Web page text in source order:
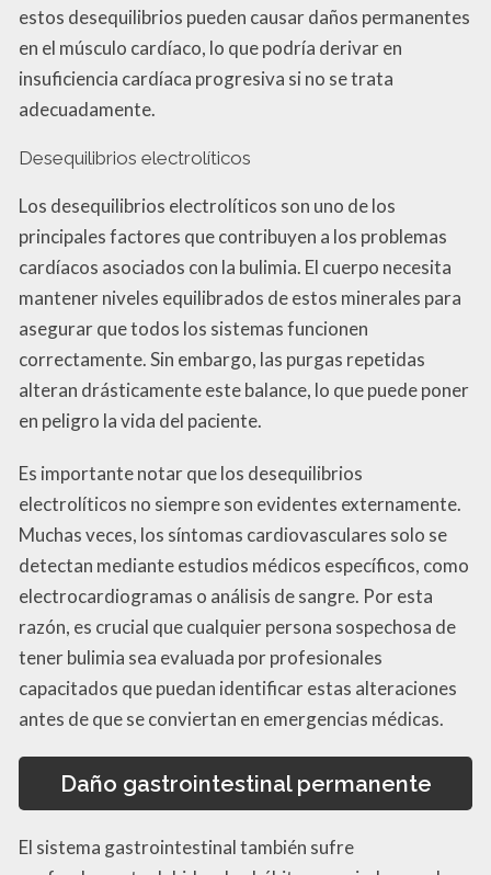
estos desequilibrios pueden causar daños permanentes
en el músculo cardíaco, lo que podría derivar en
insuficiencia cardíaca progresiva si no se trata
adecuadamente.
Desequilibrios electrolíticos
Los desequilibrios electrolíticos son uno de los
principales factores que contribuyen a los problemas
cardíacos asociados con la bulimia. El cuerpo necesita
mantener niveles equilibrados de estos minerales para
asegurar que todos los sistemas funcionen
correctamente. Sin embargo, las purgas repetidas
alteran drásticamente este balance, lo que puede poner
en peligro la vida del paciente.
Es importante notar que los desequilibrios
electrolíticos no siempre son evidentes externamente.
Muchas veces, los síntomas cardiovasculares solo se
detectan mediante estudios médicos específicos, como
electrocardiogramas o análisis de sangre. Por esta
razón, es crucial que cualquier persona sospechosa de
tener bulimia sea evaluada por profesionales
capacitados que puedan identificar estas alteraciones
antes de que se conviertan en emergencias médicas.
Daño gastrointestinal permanente
El sistema gastrointestinal también sufre